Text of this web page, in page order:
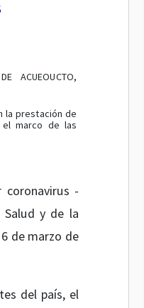
ACUEOUCTO,
la prestación de
el marco de las
coronavirus -
Salud y de la
de marzo de
del país, el